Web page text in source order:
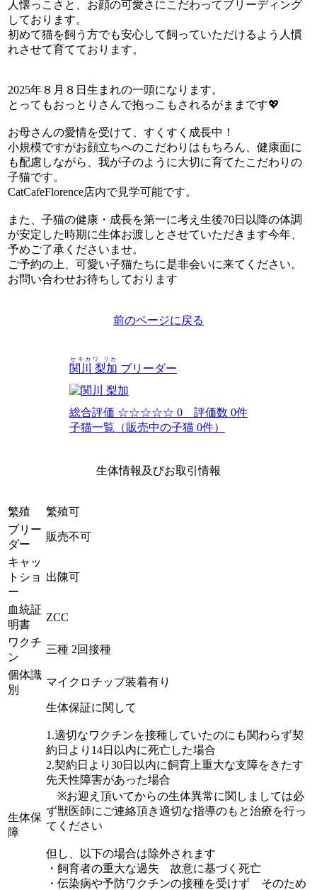
人懐っこさと、お顔の可愛さにこだわってブリーディング
しております。
初めて猫を飼う方でも安心して飼っていただけるよう人慣
れさせて育てております。
2025年８月８日生まれの一頭になります。
とってもおっとりさんで抱っこもされるがままです💖
お母さんの愛情を受けて、すくすく成長中！
小規模ですがお顔立ちへのこだわりはもちろん、健康面に
も配慮しながら、我が子のように大切に育てたこだわりの
子猫です。
CatCafeFlorence店内で見学可能です。
また、子猫の健康・成長を第一に考え生後70日以降の体調
が安定した時期に生体お渡しとさせていただきます今年、
予めご了承くださいませ。
ご予約の上、可愛い子猫たちに是非会いに来てください。
お問い合わせお待ちしております
前のページに戻る
関川 梨加
セキカワ リカ
ブリーダー
総合評価 ☆☆☆☆☆ 0 評価数 0件
子猫一覧（販売中の子猫 0件）
生体情報及びお取引情報
繁殖
繁殖可
ブリー
ダー
販売不可
キャッ
トショ
ー
出陳可
血統証
明書
ZCC
ワクチ
ン
三種 2回接種
個体識
別
マイクロチップ装着有り
生体保
障
生体保証に関して
1.適切なワクチンを接種していたのにも関わらず契
約日より14日以内に死亡した場合
2.契約日より30日以内に飼育上重大な支障をきたす
先天性障害があった場合
※お迎え頂いてからの生体異常に関しましては必
ず獣医師にご連絡頂き適切な指導のもと治療を行っ
てください
但し、以下の場合は除外されます
・飼育者の重大な過失 故意に基づく死亡
・伝染病や予防ワクチンの接種を受けず そのため